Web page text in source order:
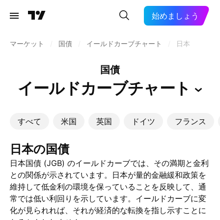
始めましょう
マーケット 国債 イールドカーブチャート 日本
国債
イールドカーブチャート
すべて 米国 英国 ドイツ フランス
日本の国債
日本国債 (JGB) のイールドカーブでは、その満期と金利
との関係が示されています。日本が量的金融緩和政策を
維持して低金利の環境を保っていることを反映して、通
常では低い利回りを示しています。イールドカーブに変
化が見られれば、それが経済的な転換を指し示すことに